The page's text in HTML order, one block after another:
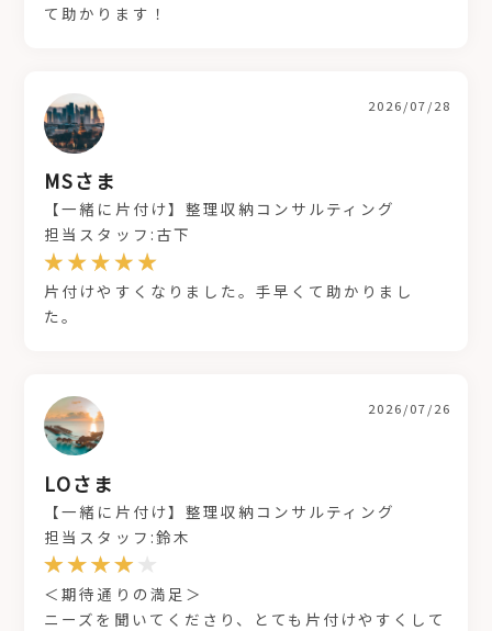
て助かります！
MSさま
2026/07/28
【一緒に片付け】整理収納コンサルティング
担当スタッフ:古下
片付けやすくなりました。手早くて助かりまし
た。
LOさま
2026/07/26
【一緒に片付け】整理収納コンサルティング
担当スタッフ:鈴木
＜期待通りの満足＞
ニーズを聞いてくださり、とても片付けやすくして